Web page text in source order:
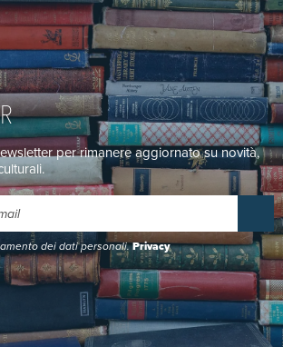
per rimanere aggiornato su novità,
dei dati personali.Privacy